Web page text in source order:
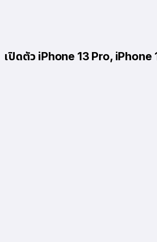
เปิดตัว iPhone 13 Pro, iPhone